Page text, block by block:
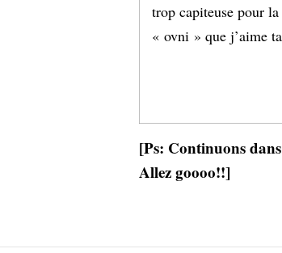
trop capiteuse pour
« ovni » que j’aime
[Ps: Continuons
Allez goooo!!]